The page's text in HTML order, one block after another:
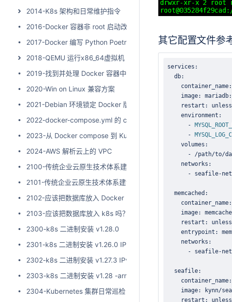
2014-K8s 架构和日常维护指令
2016-Docker 容器非 root 启动改造的经验
2017-Docker 编写 Python Poetry 项目的 Dockerfile
2018-QEMU 运行x86_64虚拟机
2019-找到并处理 Docker 容器中的僵尸进程
2020-Win on Linux 兼容方案
2021-Debian 环境锁定 Docker 版本
2022-docker-compose.yml 的 command 应用
2023-从 Docker compose 到 Kubernetes 的坑
2024-AWS 解析云上的 VPC
2100-传统企业云原生技术体系建设之路（上）
2101-传统企业云原生技术体系建设之路（下）
2102-应该把数据库放入 Docker 吗？
2103-应该把数据库放入 k8s 吗？
2300-k8s 二进制安装 v1.28.0
2301-k8s 二进制安装 v1.26.0 IPv4/IPv6双栈
2302-k8s 二进制安装 v1.27.3 IPv4/IPv6双栈 可脱离互联网
2303-k8s 二进制安装 v1.28 -arm64
2304-Kubernetes 集群日常巡检
其它配置文件参
      -
      -
- /path/to/
entrypoint: